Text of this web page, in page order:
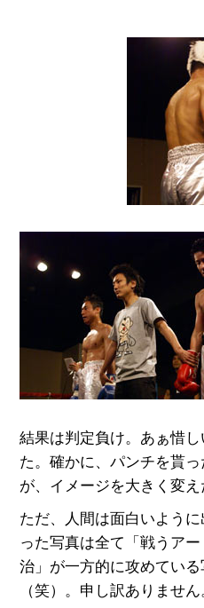
結果は判定負け。あぁ惜
た。確かに、パンチを貰
が、イメージを大きく変え
ただ、人間は面白いよう
った写真は全て「戦うア
治」が一方的に攻めてい
（笑）。申し訳ありません